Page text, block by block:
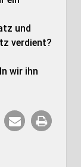
und
verdient?
wir ihn